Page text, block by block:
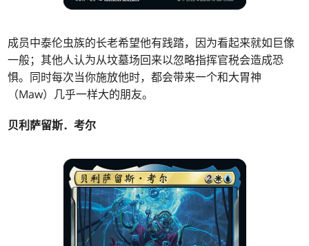
成员中泰伦虫族的长老希望他有践踏，因为看起来就如巨像
一般；其他人认为从坟墓场回来以忽略指挥官税会造成恐
惧。同时每次当你施放他时，都会带来一个和大胃神
（Maw）几乎一样大的朋友。
贝利萨留斯．考尔